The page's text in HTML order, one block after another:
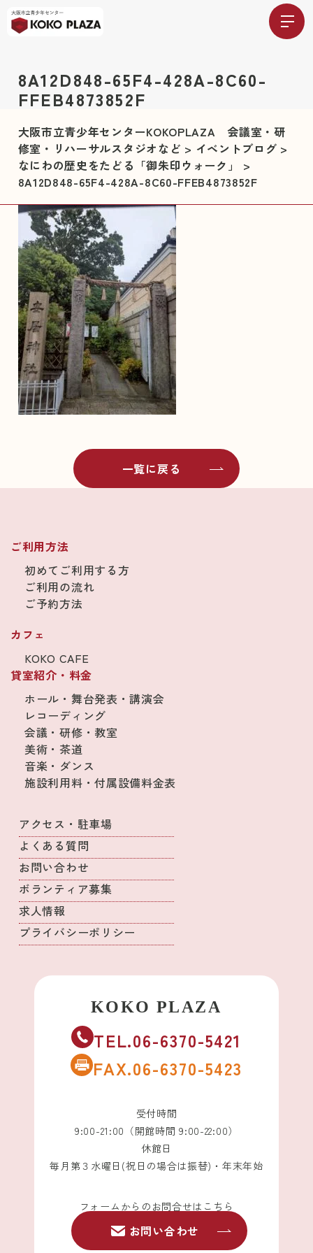
8A12D848-65F4-428A-8C60-
FFEB4873852F
大阪市立青少年センターKOKOPLAZA 会議室・研
修室・リハーサルスタジオなど > イベントブログ >
なにわの歴史をたどる「御朱印ウォーク」
>
8A12D848-65F4-428A-8C60-FFEB4873852F
一覧に戻る
ご利用方法
初めてご利用する方
ご利用の流れ
ご予約方法
カフェ
KOKO CAFE
貸室紹介・料金
ホール・舞台発表・講演会
レコーディング
会議・研修・教室
美術・茶道
音楽・ダンス
施設利用料・付属設備料金表
アクセス・駐車場
よくある質問
お問い合わせ
ボランティア募集
求人情報
プライバシーポリシー
TEL.06-6370-5421
FAX.06-6370-5423
受付時間
9:00-21:00（開館時間 9:00-22:00）
休館日
毎月第３水曜日(祝日の場合は振替)・年末年始
フォームからのお問合せはこちら
お問い合わせ